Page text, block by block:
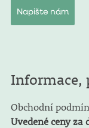
Napište nám
Informace,
Obchodní
Uvedené ceny za